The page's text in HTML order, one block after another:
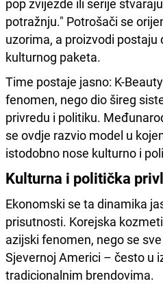
potražnju." Potrošači se
uzorima, a proizvodi postaju
kulturnog paketa.
Time postaje jasno: K-
fenomen, nego dio šireg
privredu i politiku.
se ovdje razvio model u
istodobno nose kulturno i
Kulturna i politička
Ekonomski se ta dinamika
prisutnosti. Korejska
azijski fenomen, nego se
Sjevernoj Americi – često u
tradicionalnim brendovima.